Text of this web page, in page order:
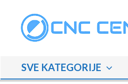
content
SVE KATEGORIJE